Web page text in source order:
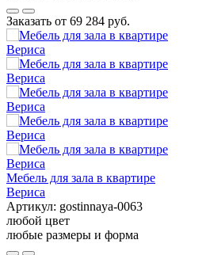
Заказать от 69 284 руб.
Мебель для зала в квартире
Вериса
Артикул: gostinnaya-0063
любой цвет
любые размеры и форма